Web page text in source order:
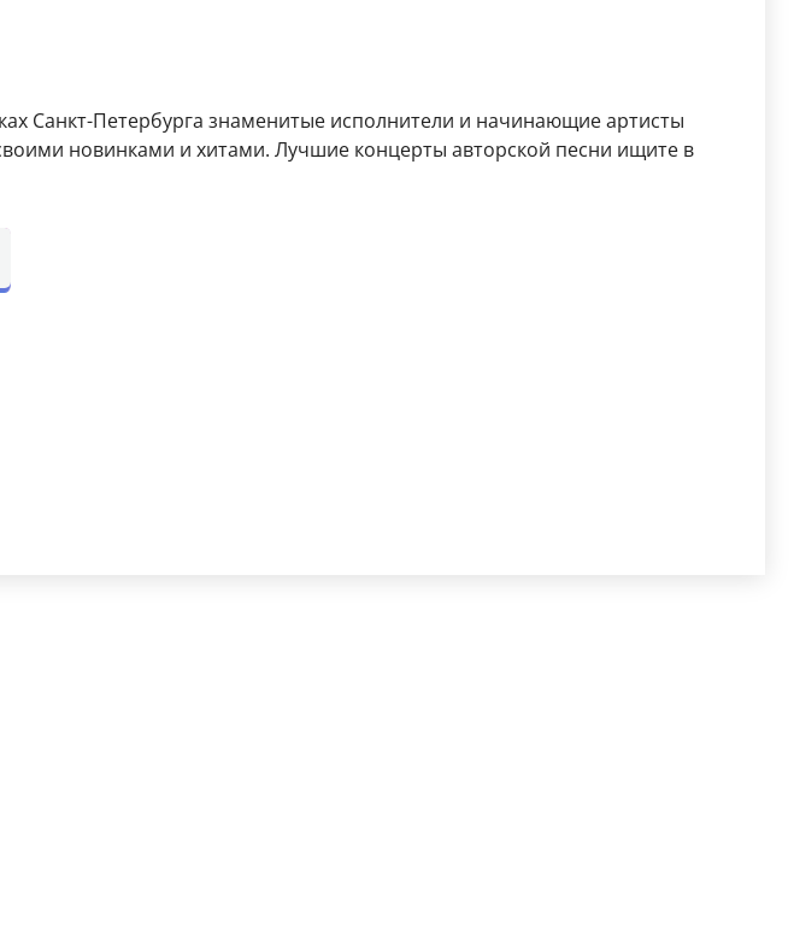
Санкт-Петербурга знаменитые исполнители и начинающие артисты
новинками и хитами. Лучшие концерты авторской песни ищите в